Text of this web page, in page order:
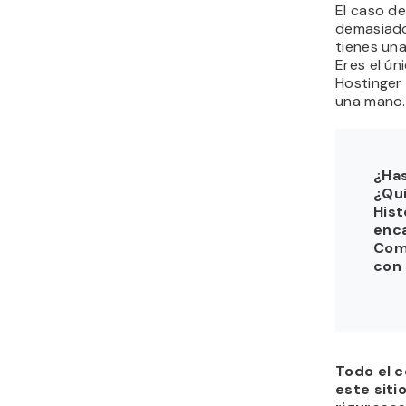
El caso
tienes
Eres el
una mano.
con
Todo el
este